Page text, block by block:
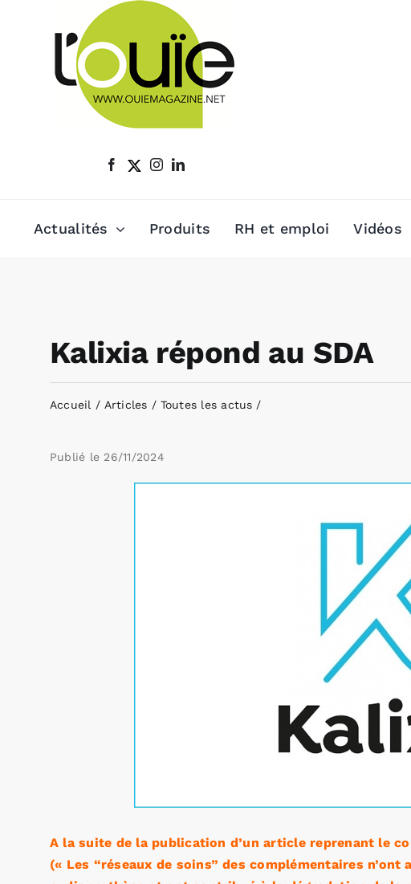
Actualités Produits RH et emploi Vidéos
Kalixia répond au SDA
Accueil Articles Toutes les actus
Publié le 26/11/2024
A la suite de la publication d’un article reprenant le
(« Les “réseaux de soins” des complémentaires n’ont